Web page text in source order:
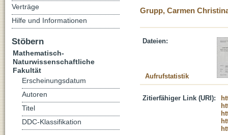
Grupp, Carmen
Dateien:
Aufrufstatistik
Zitierfähiger Link (URI):
Verträge
Hilfe und Informationen
Stöbern
Mathematisch-
Naturwissenschaftliche
Fakultät
Erscheinungsdatum
Autoren
Titel
DDC-Klassifikation